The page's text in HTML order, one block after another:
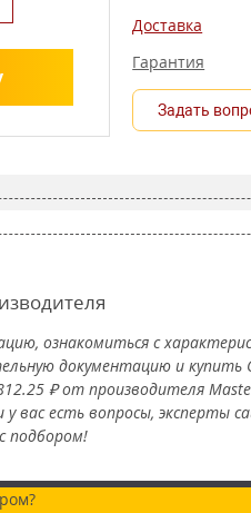
Доставка
Гарантия
Задать
ознакомиться с
документацию и купить
₽ от производителя
у вас есть вопросы, эксперты
подбором!